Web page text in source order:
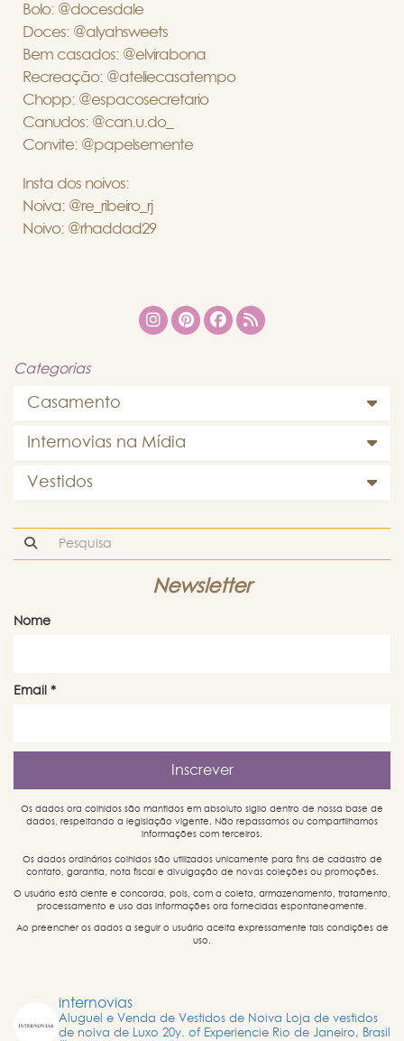
Bolo: @docesdale
Doces: @alyahsweets
Bem casados: @elvirabona
Recreação: @ateliecasatempo
Chopp: @espacosecretario
Canudos: @can.u.do_
Convite: @papelsemente
Insta dos noivos:
Noiva: @re_ribeiro_rj
Noivo: @rhaddad29
Categorias
Casamento
Internovias na Mídia
Vestidos
Newsletter
Nome
Email *
Os dados ora colhidos são mantidos em absoluto sigilo dentro de nossa base de
dados, respeitando a legislação vigente. Não repassamos ou compartilhamos
informações com terceiros.
Os dados ordinários colhidos são utilizados unicamente para fins de cadastro de
contato, garantia, nota fiscal e divulgação de novas coleções ou promoções.
O usuário está ciente e concorda, pois, com a coleta, armazenamento, tratamento,
processamento e uso das informações ora fornecidas espontaneamente.
Ao preencher os dados a seguir o usuário aceita expressamente tais condições de
uso.
internovias
Aluguel e Venda de Vestidos de Noiva Loja de vestidos
de noiva de Luxo 20y. of Experiencie Rio de Janeiro, Brasil